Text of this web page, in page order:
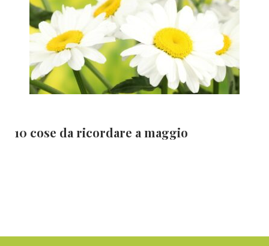
10 cose da ricordare a maggio